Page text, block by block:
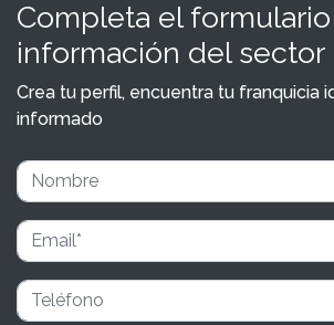
Completa el
información del sector
Crea tu perfil, encuentra tu franquicia
informado